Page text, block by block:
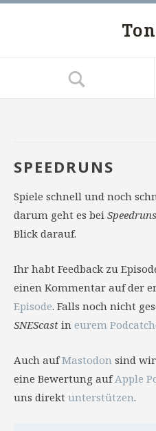
SPEEDRUNS
Spiele schnell und noch
darum geht es bei Speedruns
Blick darauf.
Ihr habt Feedback zu
einen Kommentar auf der
Episode. Falls noch nicht
SNEScast in eurem
Auch aufMastodon sind
eine Bewertung aufApple
uns direkt unterstützen.